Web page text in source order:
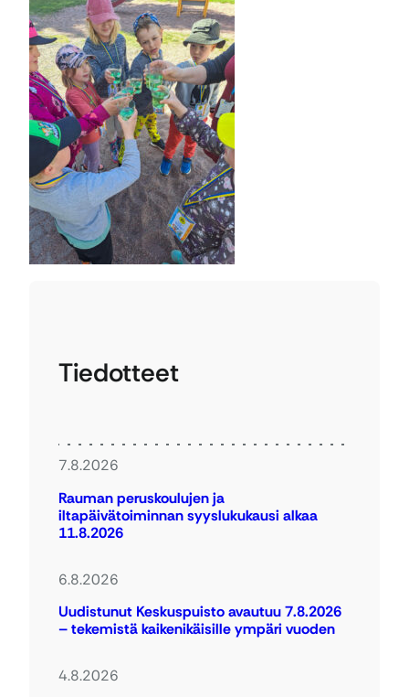
Tiedotteet
7.8.2026
Rauman peruskoulujen ja
iltapäivätoiminnan syyslukukausi alkaa
11.8.2026
6.8.2026
Uudistunut Keskuspuisto avautuu 7.8.2026
– tekemistä kaikenikäisille ympäri vuoden
4.8.2026